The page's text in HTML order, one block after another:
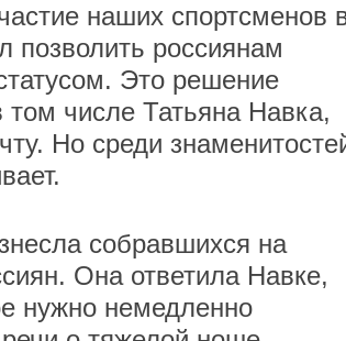
наших спортсменов
россиянам
Это решение
числе Татьяна Навка,
Но среди
собравшихся на
Она ответила Навке,
нужно немедленно